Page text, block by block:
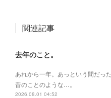
関連記事
去年のこと。
あれから一年。あっという間だっ
昔のことのような…。
2026.08.01 04:52